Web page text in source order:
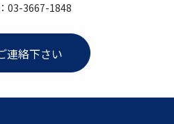
03-3667-1848
連絡下さい